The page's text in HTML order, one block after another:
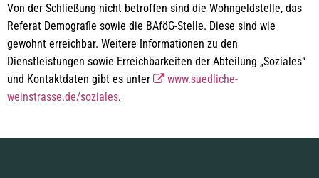
Von der Schließung nicht betroffen sind die Wohngeldstelle, das
Referat Demografie sowie die BAföG-Stelle. Diese sind wie
gewohnt erreichbar. Weitere Informationen zu den
Dienstleistungen sowie Erreichbarkeiten der Abteilung „Soziales“
und Kontaktdaten gibt es unter
www.suedliche-
weinstrasse.de/soziales.